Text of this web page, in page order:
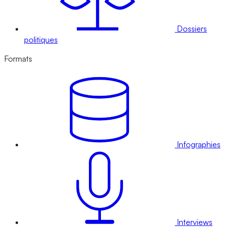
Dossiers
politiques
Formats
Infographies
Interviews